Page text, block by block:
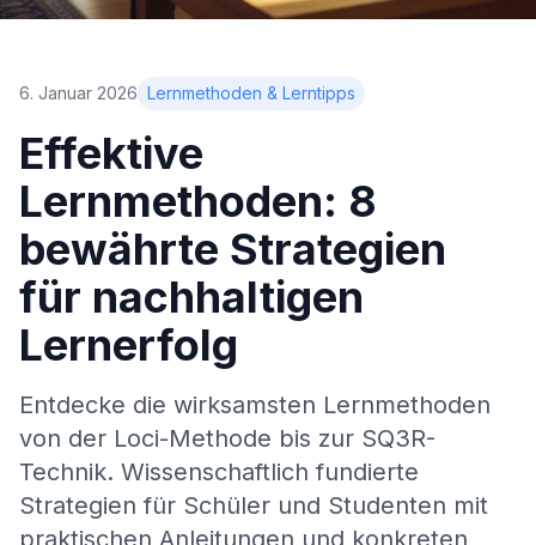
6. Januar 2026 Lernmethoden & Lerntipps
Effektive
Lernmethoden: 8
bewährte Strategien
für nachhaltigen
Lernerfolg
Entdecke die wirksamsten Lernmethoden
von der Loci-Methode bis zur SQ3R-
Technik. Wissenschaftlich fundierte
Strategien für Schüler und Studenten mit
praktischen Anleitungen und konkreten